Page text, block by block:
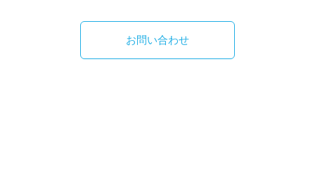
お問い合わせ